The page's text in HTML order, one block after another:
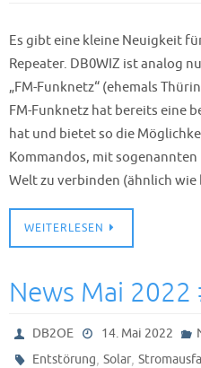
Es gibt eine kleine Neuigkeit
Repeater. DB0WIZ ist analog
„FM-Funknetz“ (ehemals
FM-Funknetz hat bereits eine
hat und bietet so die
Kommandos, mit
Welt zu verbinden (ähnlich
WEITERLESEN
News Mai
DB2OE 14. Mai 2022
Entstörung,Solar,